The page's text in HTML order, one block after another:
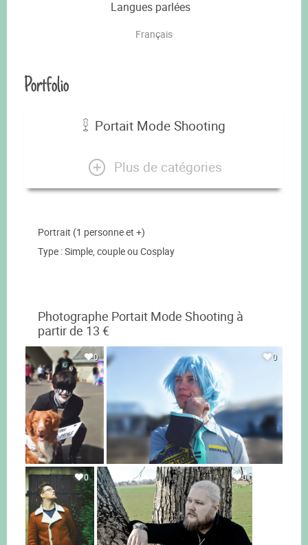
Langues parlées
Français
Portfolio
Portait Mode Shooting
Plus de catégories
Portrait (1 personne et +)
Type : Simple, couple ou Cosplay
Photographe Portait Mode Shooting à
partir de 13 €
0 0
0 0